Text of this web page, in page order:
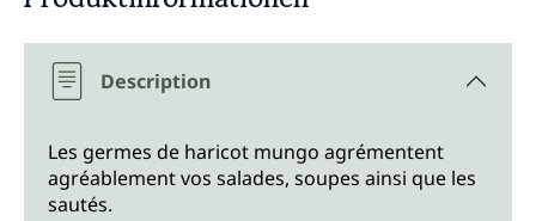
Description
Les germes de haricot mungo agrémentent
agréablement vos salades, soupes ainsi que les
sautés.